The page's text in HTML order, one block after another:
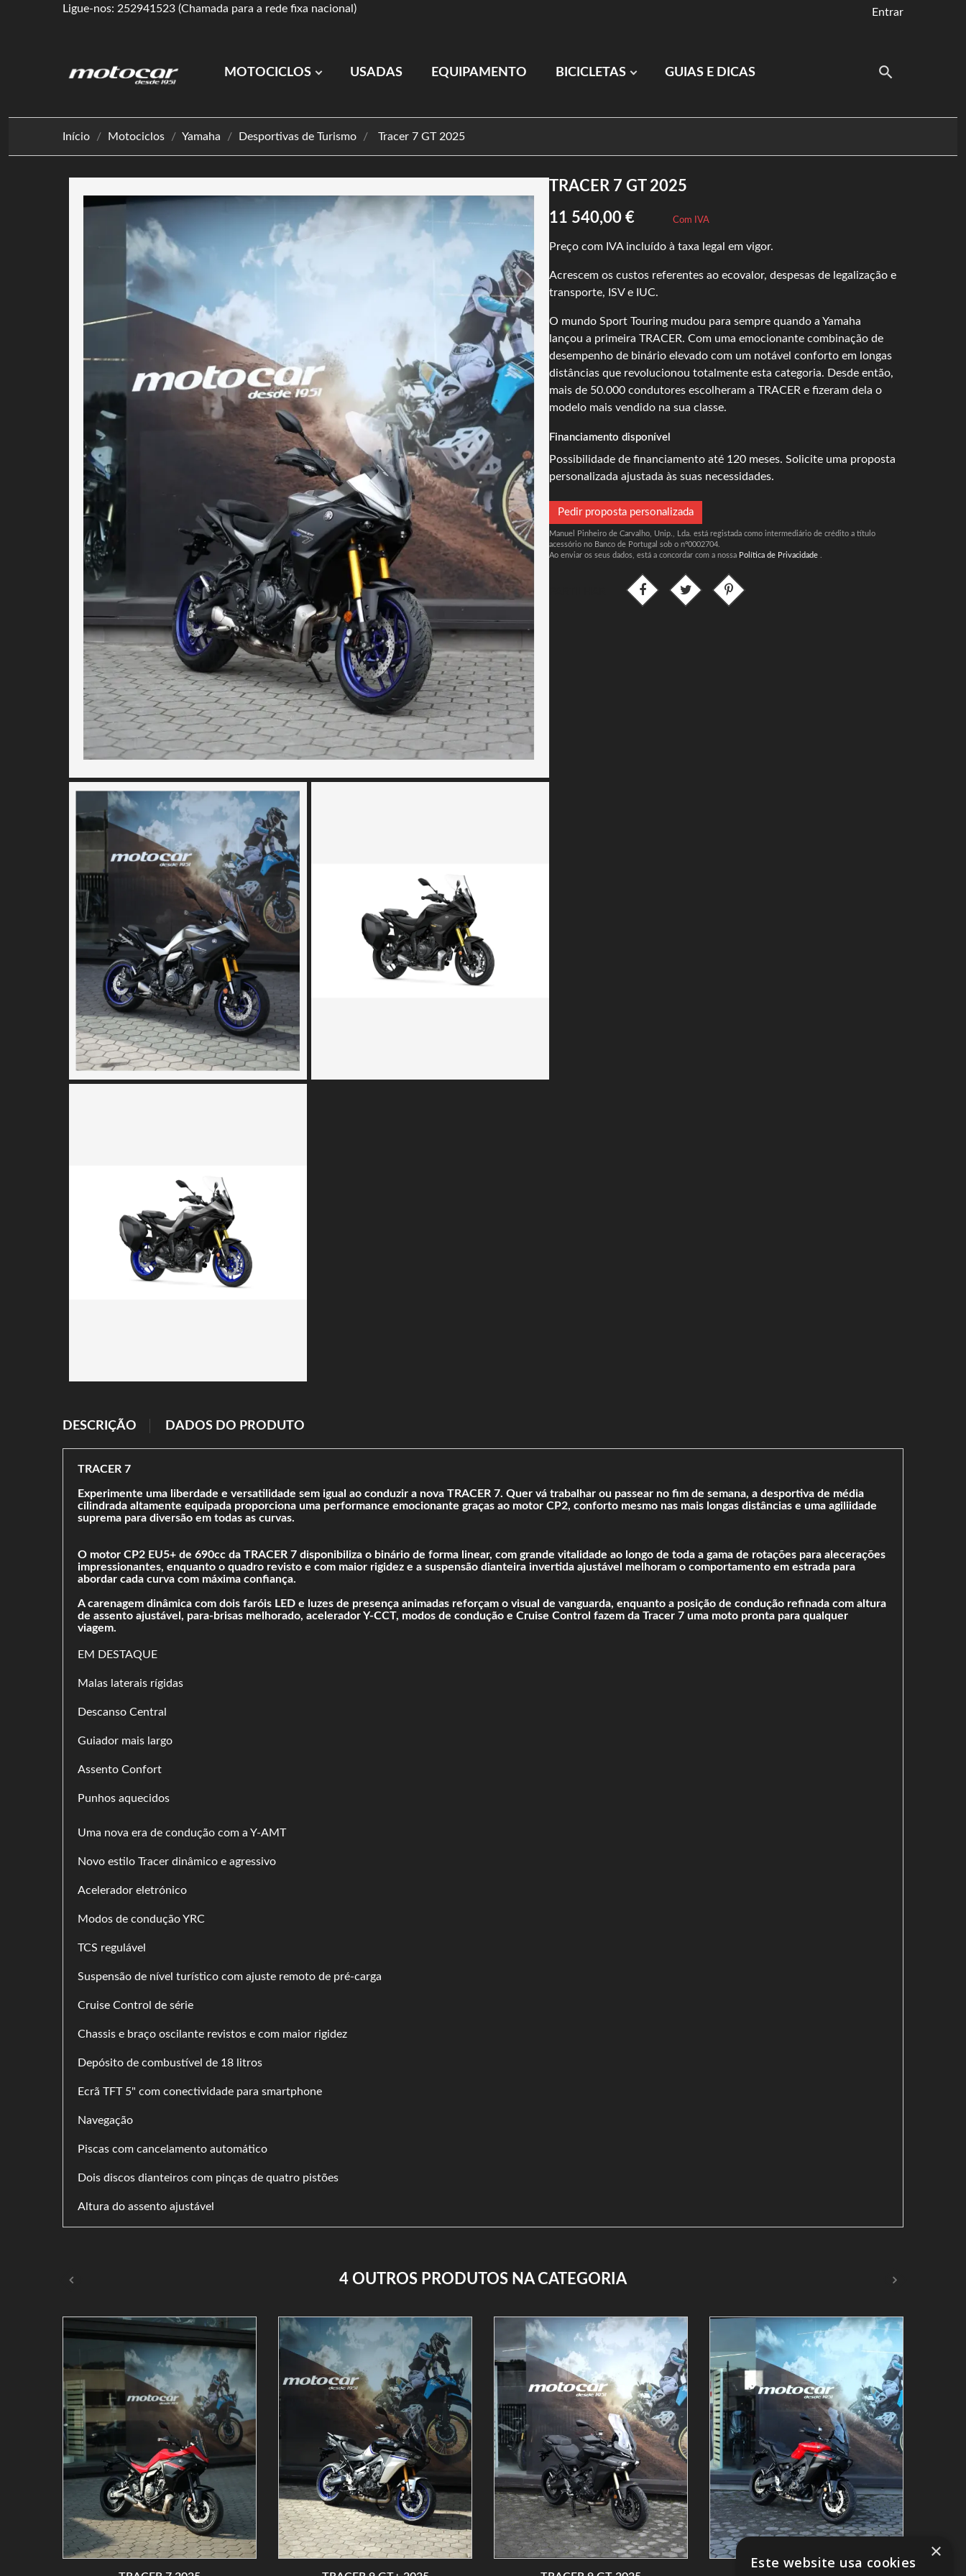
Ligue-nos: 252941523 (Chamada para a rede fixa nacional) Entrar
MOTOCICLOS USADAS EQUIPAMENTO BICICLETAS GUIAS E DICAS
Início Motociclos Yamaha Desportivas de Turismo Tracer 7 GT 2025
TRACER 7 GT 2025
11 540,00 €
Com IVA
Preço com IVA incluído à taxa legal em vigor.
Acrescem os custos referentes ao ecovalor, despesas de legalização e
transporte, ISV e IUC.
O mundo Sport Touring mudou para sempre quando a Yamaha
lançou a primeira TRACER. Com uma emocionante combinação de
desempenho de binário elevado com um notável conforto em longas
distâncias que revolucionou totalmente esta categoria. Desde então,
mais de 50.000 condutores escolheram a TRACER e fizeram dela o
modelo mais vendido na sua classe.
Financiamento disponível
Possibilidade de financiamento até 120 meses. Solicite uma proposta
personalizada ajustada às suas necessidades.
Pedir proposta personalizada
Manuel Pinheiro de Carvalho, Unip., Lda. está registada como intermediário de crédito a título
acessório no Banco de Portugal sob o nº0002704.
Ao enviar os seus dados, está a concordar com a nossa Política de Privacidade
DESCRIÇÃO DADOS DO PRODUTO
TRACER 7
Experimente uma liberdade e versatilidade sem igual ao conduzir a nova TRACER 7. Quer vá trabalhar ou passear no fim de semana, a desportiva de média
cilindrada altamente equipada proporciona uma performance emocionante graças ao motor CP2, conforto mesmo nas mais longas distâncias e uma agiliidade
suprema para diversão em todas as curvas.
O motor CP2 EU5+ de 690cc da TRACER 7 disponibiliza o binário de forma linear, com grande vitalidade ao longo de toda a gama de rotações para alecerações
impressionantes, enquanto o quadro revisto e com maior rigidez e a suspensão dianteira invertida ajustável melhoram o comportamento em estrada para
abordar cada curva com máxima confiança.
A carenagem dinâmica com dois faróis LED e luzes de presença animadas reforçam o visual de vanguarda, enquanto a posição de condução refinada com altura
de assento ajustável, para-brisas melhorado, acelerador Y-CCT, modos de condução e Cruise Control fazem da Tracer 7 uma moto pronta para qualquer
viagem.
EM DESTAQUE
Malas laterais rígidas
Descanso Central
Guiador mais largo
Assento Confort
Punhos aquecidos
Uma nova era de condução com a Y-AMT
Novo estilo Tracer dinâmico e agressivo
Acelerador eletrónico
Modos de condução YRC
TCS regulável
Suspensão de nível turístico com ajuste remoto de pré-carga
Cruise Control de série
Chassis e braço oscilante revistos e com maior rigidez
Depósito de combustível de 18 litros
Ecrã TFT 5" com conectividade para smartphone
Navegação
Piscas com cancelamento automático
Dois discos dianteiros com pinças de quatro pistões
Altura do assento ajustável
4 OUTROS PRODUTOS NA CATEGORIA
×
Este website usa cookies